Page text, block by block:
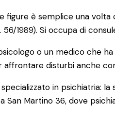
figure è semplice una volta
56/1989). Si occupa di
o un medico che
disturbi anche
in psichiatria:
San Martino 36, dove